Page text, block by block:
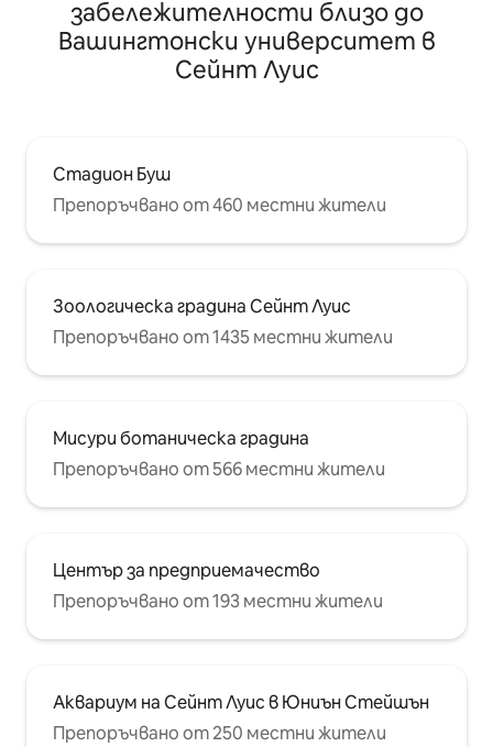
забележителности близо до
Вашингтонски университет в
Сейнт Луис
Стадион Буш
Препоръчвано от 460 местни жители
Зоологическа градина Сейнт Луис
Препоръчвано от 1435 местни жители
Мисури ботаническа градина
Препоръчвано от 566 местни жители
Център за предприемачество
Препоръчвано от 193 местни жители
Аквариум на Сейнт Луис в Юниън Стейшън
Препоръчвано от 250 местни жители